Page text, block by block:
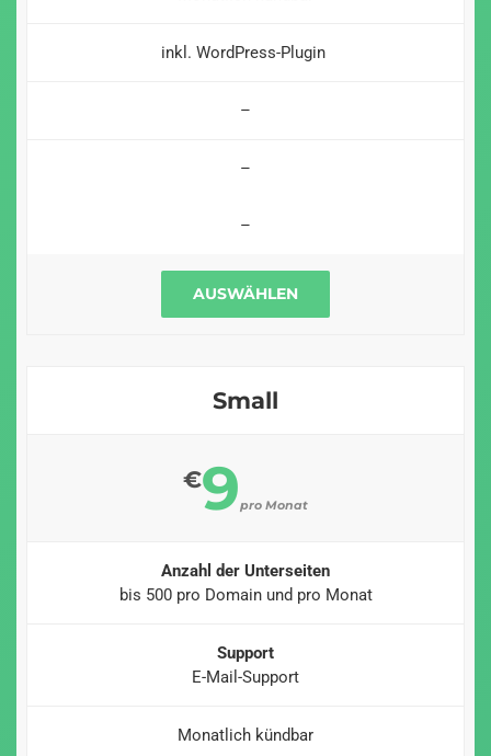
inkl. WordPress-Plugin
–
–
–
AUSWÄHLEN
Small
€9pro Monat
Anzahl der Unterseiten
bis 500 pro Domain und pro Monat
Support
E-Mail-Support
Monatlich kündbar